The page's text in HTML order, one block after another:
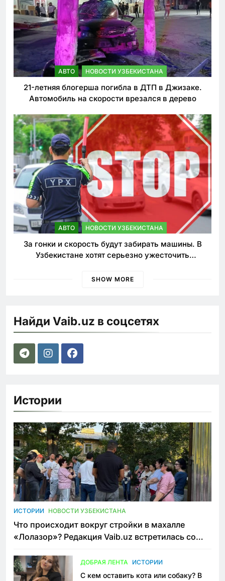
АВТО НОВОСТИ УЗБЕКИСТАНА
21-летняя блогерша погибла в ДТП в Джизаке.
Автомобиль на скорости врезался в дерево
АВТО НОВОСТИ УЗБЕКИСТАНА
За гонки и скорость будут забирать машины. В
Узбекистане хотят серьезно ужесточить
SHOW MORE
Найди Vaib.uz в соцсетях
Истории
ИСТОРИИ НОВОСТИ УЗБЕКИСТАНА
Что происходит вокруг стройки в махалле
«Лолазор»? Редакция Vaib.uz встретилась со
ДОБРАЯ ЛЕНТА ИСТОРИИ
С кем оставить кота или собаку? В